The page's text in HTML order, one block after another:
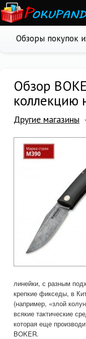
Обзоры покупок
Обзор
коллекцию
Другие магазины
линейки, с разным
крепкие фикседы, в
(например, «злой
всякие тактические
которая еще
BOKER.